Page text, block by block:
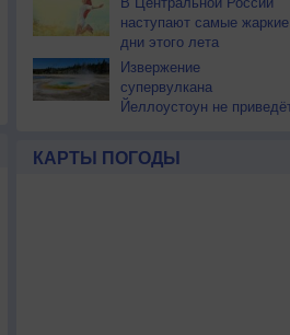
наступают самые жаркие
дни этого лета
Извержение
супервулкана
Йеллоустоун не
КАРТЫ ПОГОДЫ